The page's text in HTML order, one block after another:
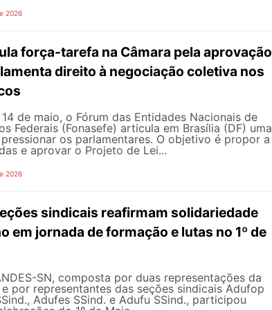
2026
força-tarefa na Câmara pela aprovação
direito à negociação coletiva nos
de maio, o Fórum das Entidades Nacionais de
Federais (Fonasefe) articula em Brasília (DF) uma
os parlamentares. O objetivo é propor a
e aprovar o Projeto de Lei...
2026
sindicais reafirmam solidariedade
em jornada de formação e lutas no 1º de
SN, composta por duas representações da
por representantes das seções sindicais Adufop
Adufes SSind. e Adufu SSind., participou